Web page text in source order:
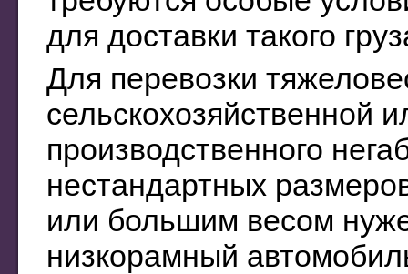
для доставки такого
Для перевозки
сельскохозяйственной
производственного
нестандартных
или большим весом
низкорамный